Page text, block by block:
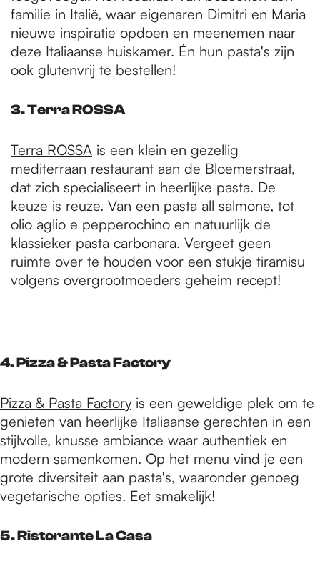
familie in Italië, waar eigenaren Dimitri en Maria
nieuwe inspiratie opdoen en meenemen naar
deze Italiaanse huiskamer. Én hun pasta's zijn
ook glutenvrij te bestellen!
3. Terra ROSSA
Terra ROSSA is een klein en gezellig
mediterraan restaurant aan de Bloemerstraat,
dat zich specialiseert in heerlijke pasta. De
keuze is reuze. Van een pasta all salmone, tot
olio aglio e pepperochino en natuurlijk de
klassieker pasta carbonara. Vergeet geen
ruimte over te houden voor een stukje tiramisu
volgens overgrootmoeders geheim recept!
4. Pizza & Pasta Factory
Pizza & Pasta Factory is een geweldige plek om te
genieten van heerlijke Italiaanse gerechten in een
stijlvolle, knusse ambiance waar authentiek en
modern samenkomen. Op het menu vind je een
grote diversiteit aan pasta's, waaronder genoeg
vegetarische opties. Eet smakelijk!
5. Ristorante La Casa